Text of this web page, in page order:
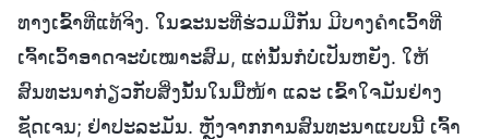
ທາງເຂົ້າທີ່ແທ້ຈິງ. ໃນຂະນະທີ່ຮ່ວມມືກັນ ມີບາງຄໍາເວົ້າທີ່
ເຈົ້າເວົ້າອາດຈະບໍ່ເໝາະສົມ, ແຕ່ນັ້ນກໍບໍ່ເປັນຫຍັງ. ໃຫ້
ສົນທະນາກ່ຽວກັບສິ່ງນັ້ນໃນມື້ໜ້າ ແລະ ເຂົ້າໃຈມັນຢ່າງ
ຊັດເຈນ; ຢ່າປະລະມັນ. ຫຼັງຈາກການສົນທະນາແບບນີ້ ເຈົ້າ